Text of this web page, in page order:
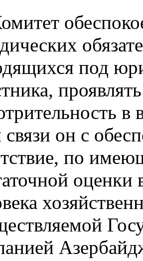
под
в
связи он с
по
оценки